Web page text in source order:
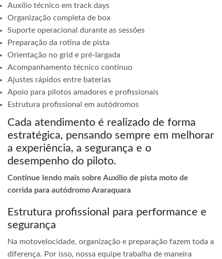
Auxílio técnico em track days
Organização completa de box
Suporte operacional durante as sessões
Preparação da rotina de pista
Orientação no grid e pré-largada
Acompanhamento técnico contínuo
Ajustes rápidos entre baterias
Apoio para pilotos amadores e profissionais
Estrutura profissional em autódromos
Cada atendimento é realizado de forma
estratégica, pensando sempre em melhorar
a experiência, a segurança e o
desempenho do piloto.
Continue lendo mais sobre Auxilio de pista moto de
corrida para autódromo Araraquara
Estrutura profissional para performance e
segurança
Na motovelocidade, organização e preparação fazem toda a
diferença. Por isso, nossa equipe trabalha de maneira